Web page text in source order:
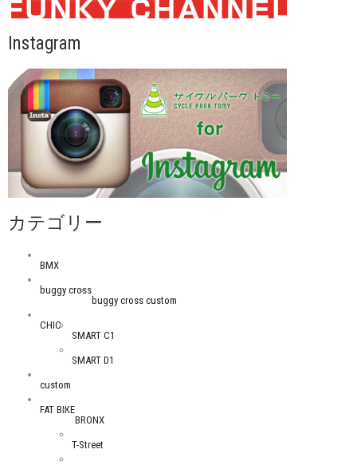
Instagram
カテゴリー
BMX
buggy cross
buggy cross custom
CHIC
SMART C1
SMART D1
custom
FAT BIKE
BRONX
T-Street